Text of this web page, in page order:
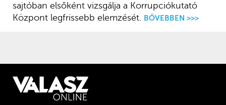
sajtóban elsőként vizsgálja a Korrupciókutató
Központ legfrissebb elemzését. BŐVEBBEN >>>